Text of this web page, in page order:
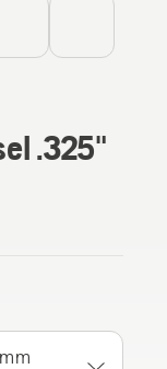
.325"